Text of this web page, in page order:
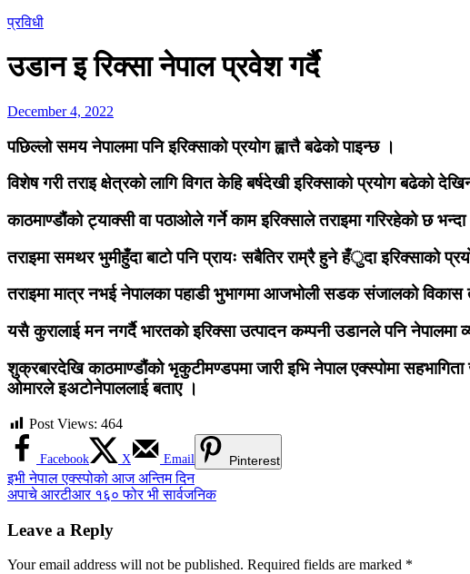
प्रविधी
उडान इ रिक्सा नेपाल प्रवेश गर्दै
December 4, 2022
पछिल्लो समय नेपालमा पनि इरिक्साको प्रयोग ह्वात्तै बढेको पाइन्छ ।
विशेष गरी तराइ क्षेत्रको लागि विगत केहि बर्षदेखी इरिक्साको प्रयोग बढेको
काठमाण्डौंको ट्याक्सी वा पठाओले गर्ने काम इरिक्साले तराइमा गरिरहेको छ
तराइमा समथर भुमीहुँदा बाटो पनि प्रायः सबैतिर राम्रै हुने हँुदा इरिक्साको
तराइमा मात्र नभई नेपालका पहाडी भुभागमा आजभोली सडक संजालको
यसै कुरालाई मन नगर्दै भारतको इरिक्सा उत्पादन कम्पनी उडानले पनि नेपालमा
शुक्रबारदेखि काठमाण्डौंको भृकुटीमण्डपमा जारी इभि नेपाल एक्स्पोमा
ओमारले इअटोनेपाललाई बताए ।
Post Views: 464
Facebook X Email Pinterest
Post
navigation
इभी नेपाल एक्स्पोको आज अन्तिम दिन
अपाचे आरटीआर १६० फोर भी सार्वजनिक
Leave a Reply
Your email address will not be published. Required fields are marked *